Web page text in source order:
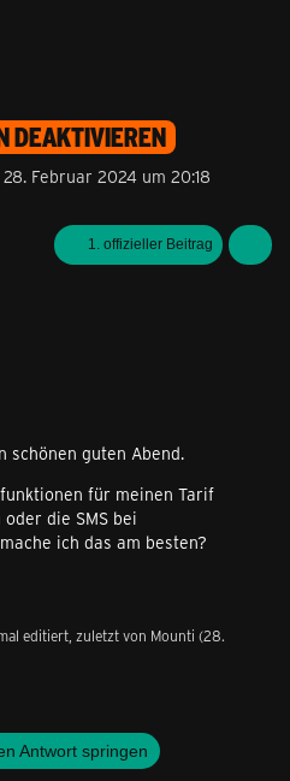
DEAKTIVIEREN
28. Februar 2024 um 20:18
1. offizieller Beitrag
schönen guten Abend.
für meinen Tarif
die SMS bei
ich das am besten?
editiert, zuletzt von Mounti (28.
Antwort springen